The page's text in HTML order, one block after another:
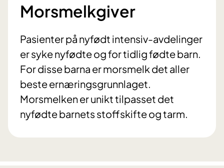
Morsmelkgiver
Pasienter på nyfødt intensiv-avdelinger
er syke nyfødte og for tidlig fødte barn.
For disse barna er morsmelk det aller
beste ernæringsgrunnlaget.
Morsmelken er unikt tilpasset det
nyfødte barnets stoffskifte og tarm.